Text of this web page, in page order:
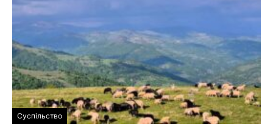
Суспільство